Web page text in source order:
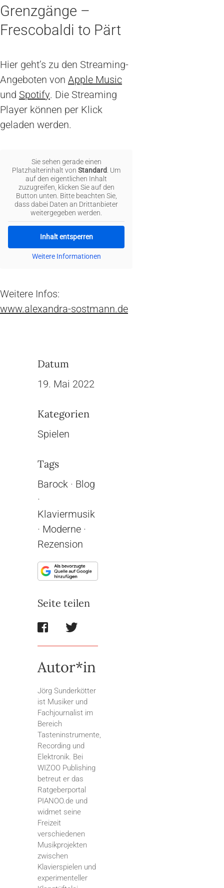
Grenzgänge –
Frescobaldi to Pärt
Hier geht’s zu den Streaming-
Angeboten von Apple Music
und Spotify. Die Streaming
Player können per Klick
geladen werden.
Sie sehen gerade einen
Platzhalterinhalt vonStandard . Um
auf den eigentlichen Inhalt
zuzugreifen, klicken Sie auf den
Button unten. Bitte beachten Sie,
dass dabei Daten an Drittanbieter
weitergegeben werden.
Inhalt entsperren
Weitere Informationen
Weitere Infos:
www.alexandra-sostmann.de
Datum
19. Mai 2022
Kategorien
Spielen
Tags
Barock · Blog
·
Klaviermusik
· Moderne ·
Rezension
Seite teilen
Autor*in
Jörg Sunderkötter
ist Musiker und
Fachjournalist im
Bereich
Tasteninstrumente,
Recording und
Elektronik. Bei
WIZOO Publishing
betreut er das
Ratgeberportal
PIANOO.de und
widmet seine
Freizeit
verschiedenen
Musikprojekten
zwischen
Klavierspielen und
experimenteller